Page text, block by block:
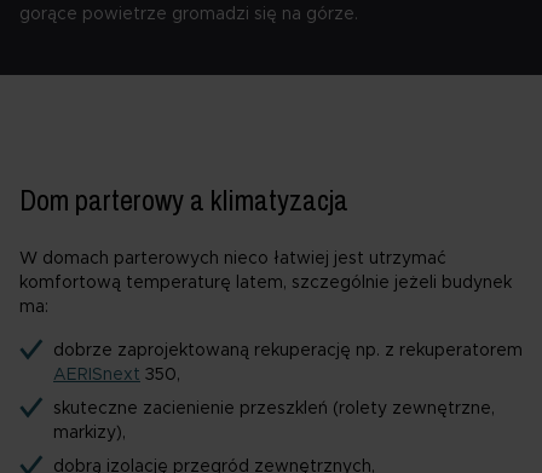
gorące powietrze gromadzi się na górze.
Dom parterowy a klimatyzacja
W domach parterowych nieco łatwiej jest utrzymać
komfortową temperaturę latem, szczególnie jeżeli budynek
ma:
dobrze zaprojektowaną rekuperację np. z rekuperatorem
AERISnext 350,
skuteczne zacienienie przeszkleń (rolety zewnętrzne,
markizy),
dobrą izolację przegród zewnętrznych,